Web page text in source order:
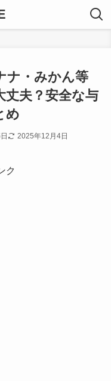
ナ・みかん等
丈夫？安全な与
め
2025年12月4日
ク